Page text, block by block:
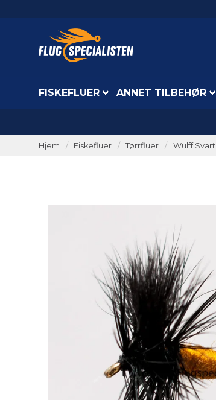
FISKEFLUER ANNET TILBEHØR
Hjem Fiskefluer Tørrfluer Wulff Svart